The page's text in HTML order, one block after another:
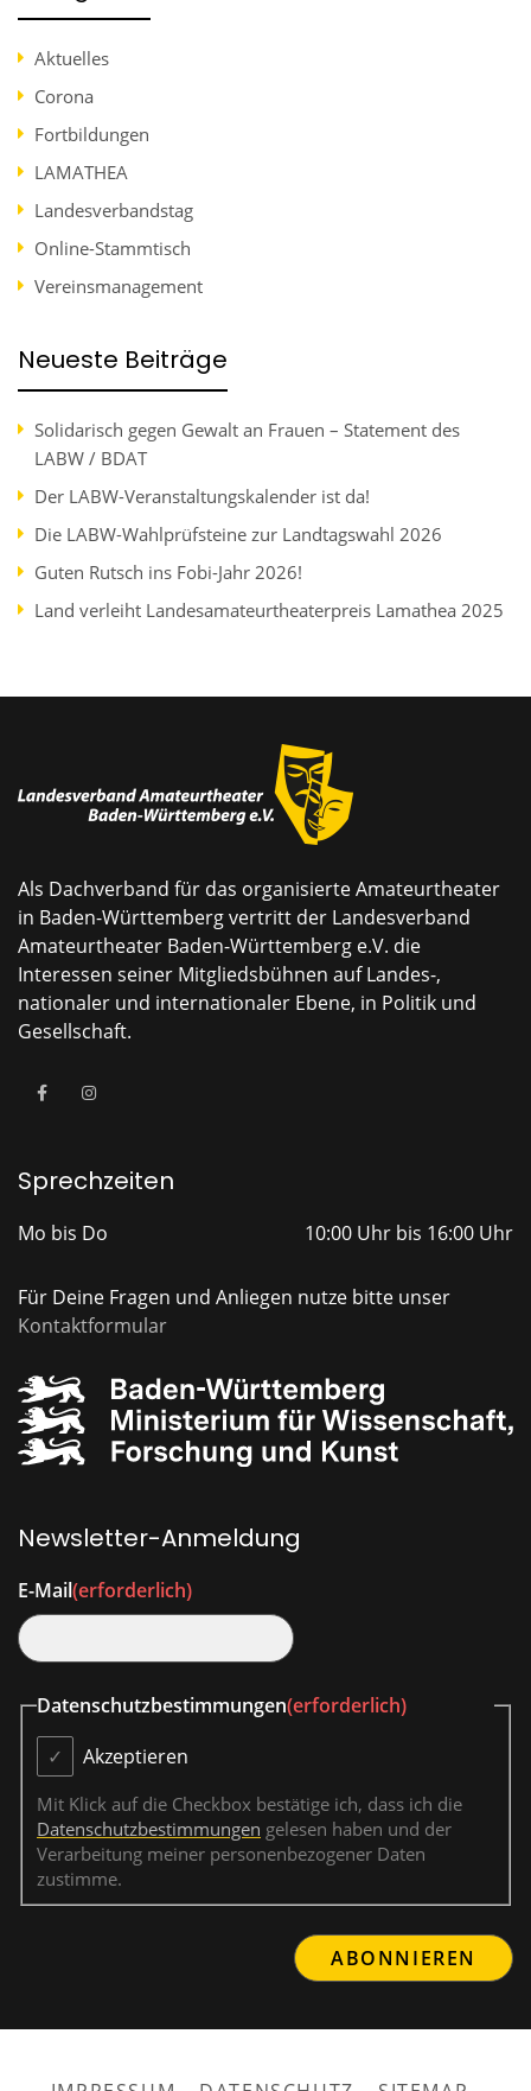
Aktuelles
Corona
Fortbildungen
LAMATHEA
Landesverbandstag
Online-Stammtisch
Vereinsmanagement
Neueste Beiträge
Solidarisch gegen Gewalt an Frauen – Statement des
LABW / BDAT
Der LABW-Veranstaltungskalender ist da!
Die LABW-Wahlprüfsteine zur Landtagswahl 2026
Guten Rutsch ins Fobi-Jahr 2026!
Land verleiht Landesamateurtheaterpreis Lamathea 2025
Als Dachverband für das organisierte Amateurtheater
in Baden-Württemberg vertritt der Landesverband
Amateurtheater Baden-Württemberg e.V. die
Interessen seiner Mitgliedsbühnen auf Landes-,
nationaler und internationaler Ebene, in Politik und
Gesellschaft.
Sprechzeiten
Mo bis Do 10:00 Uhr bis 16:00 Uhr
Für Deine Fragen und Anliegen nutze bitte unser
Kontaktformular
Newsletter-Anmeldung
E-Mail(erforderlich)
Datenschutzbestimmungen(erforderlich)
Akzeptieren
Mit Klick auf die Checkbox bestätige ich, dass ich die
Datenschutzbestimmungen gelesen haben und der
Verarbeitung meiner personenbezogener Daten
zustimme.